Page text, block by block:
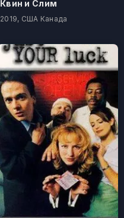
Квин и Слим
2019, США Канада